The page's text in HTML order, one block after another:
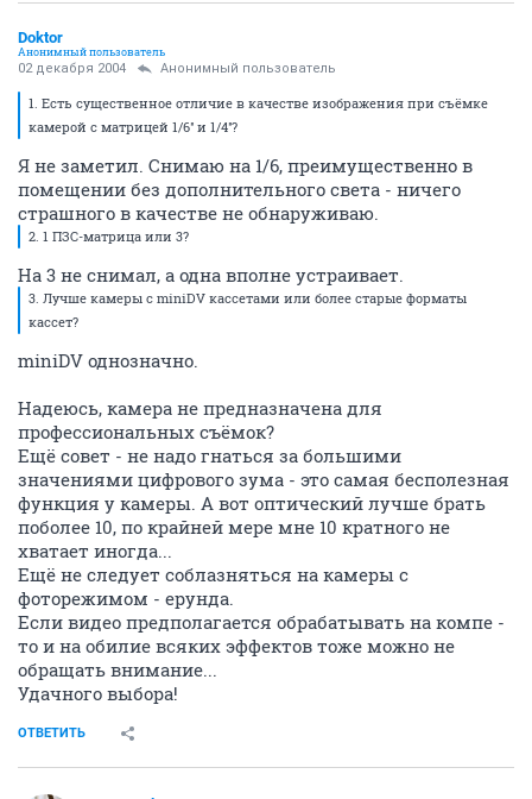
Doktor
Анонимный пользователь
02 декабря 2004 Анонимный пользователь
1. Есть существенное отличие в качестве изображения при съёмке
камерой с матрицей 1/6'' и 1/4''?
Я не заметил. Снимаю на 1/6, преимущественно в
помещении без дополнительного света - ничего
страшного в качестве не обнаруживаю.
2. 1 ПЗС-матрица или 3?
На 3 не снимал, а одна вполне устраивает.
3. Лучше камеры с miniDV кассетами или более старые форматы
кассет?
miniDV однозначно.
Надеюсь, камера не предназначена для
профессиональных съёмок?
Ещё совет - не надо гнаться за большими
значениями цифрового зума - это самая бесполезная
функция у камеры. А вот оптический лучше брать
поболее 10, по крайней мере мне 10 кратного не
хватает иногда...
Ещё не следует соблазняться на камеры с
фоторежимом - ерунда.
Если видео предполагается обрабатывать на компе -
то и на обилие всяких эффектов тоже можно не
обращать внимание...
Удачного выбора!
ОТВЕТИТЬ